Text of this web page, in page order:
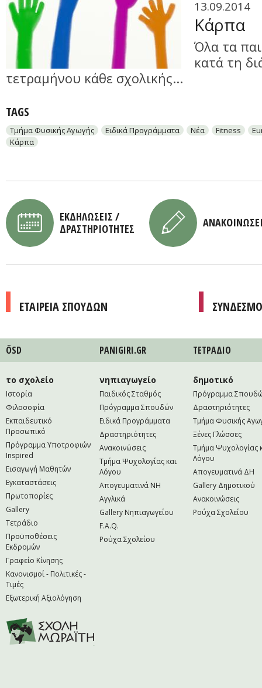
13.09.2014
Κάρπα
Όλα τα
κατά τη
τετραμήνου κάθε σχολικής...
TAGS
Τμήμα Φυσικής Αγωγής Ειδικά Προγράμματα Νέα Fitness
Κάρπα
ΕΚΔΗΛΩΣΕΙΣ /
ΔΡΑΣΤΗΡΙΟΤΗΤΕΣ
ΕΤΑΙΡΕΙΑ ΣΠΟΥΔΩΝ
ÖSD PANIGIRI.GR ΤΕΤΡAΔΙΟ
το σχολείο
Ιστορία
Φιλοσοφία
Εκπαιδευτικό
Προσωπικό
Πρόγραμμα Υποτροφιών
Inspired
Εισαγωγή Μαθητών
Εγκαταστάσεις
Πρωτοπορίες
Gallery
Τετράδιο
Προϋποθέσεις
Εκδρομών
Γραφείο Κίνησης
Κανονισμοί - Πολιτικές -
Τιμές
Εξωτερική Αξιολόγηση
νηπιαγωγείο
Παιδικός Σταθμός
Πρόγραμμα Σπουδών
Ειδικά Προγράμματα
Δραστηριότητες
Ανακοινώσεις
Τμήμα Ψυχολογίας και
Λόγου
Απογευματινά NH
Αγγλικά
Gallery Νηπιαγωγείου
F.A.Q.
Ρούχα Σχολείου
δημοτικό
Πρόγραμμα
Δραστηριότητες
Τμήμα Φυσικής
Ξένες Γλώσσες
Τμήμα Ψυχολογίας
Λόγου
Απογευματινά ΔΗ
Gallery Δημοτικού
Ανακοινώσεις
Ρούχα Σχολείου